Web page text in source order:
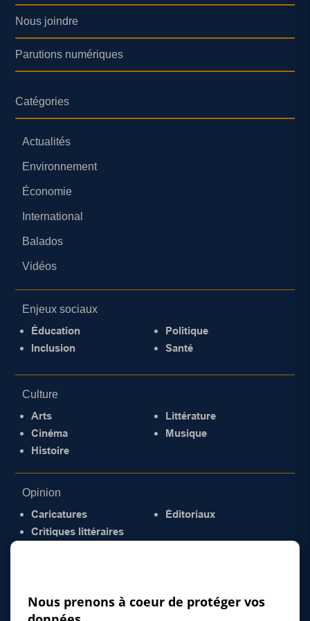
Nous joindre
Parutions numériques
Catégories
Actualités
Environnement
Économie
International
Balados
Vidéos
Enjeux sociaux
Éducation
Inclusion
Politique
Santé
Culture
Arts
Cinéma
Histoire
Littérature
Musique
Opinion
Caricatures
Critiques littéraires
Éditoriaux
Nous prenons à coeur de protéger vos